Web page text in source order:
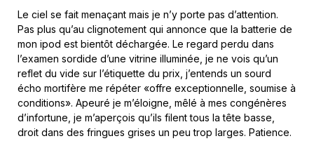
Le ciel se fait menaçant mais je n’y porte pas d’attention.
Pas plus qu’au clignotement qui annonce que la batterie de
mon ipod est bientôt déchargée. Le regard perdu dans
l’examen sordide d’une vitrine illuminée, je ne vois qu’un
reflet du vide sur l’étiquette du prix, j’entends un sourd
écho mortifère me répéter «offre exceptionnelle, soumise à
conditions». Apeuré je m’éloigne, mêlé à mes congénères
d’infortune, je m’aperçois qu’ils filent tous la tête basse,
droit dans des fringues grises un peu trop larges. Patience.